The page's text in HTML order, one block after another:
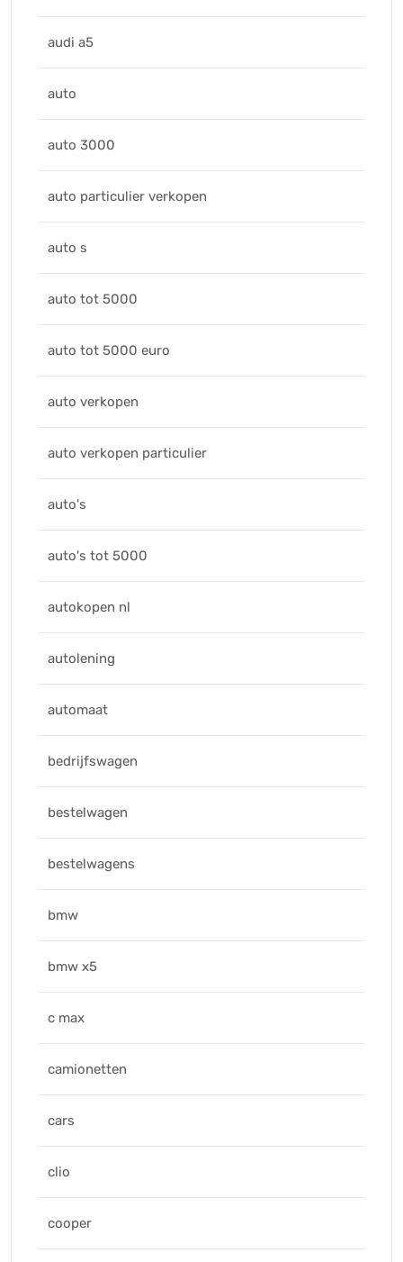
audi a5
auto
auto 3000
auto particulier verkopen
auto s
auto tot 5000
auto tot 5000 euro
auto verkopen
auto verkopen particulier
auto's
auto's tot 5000
autokopen nl
autolening
automaat
bedrijfswagen
bestelwagen
bestelwagens
bmw
bmw x5
c max
camionetten
cars
clio
cooper